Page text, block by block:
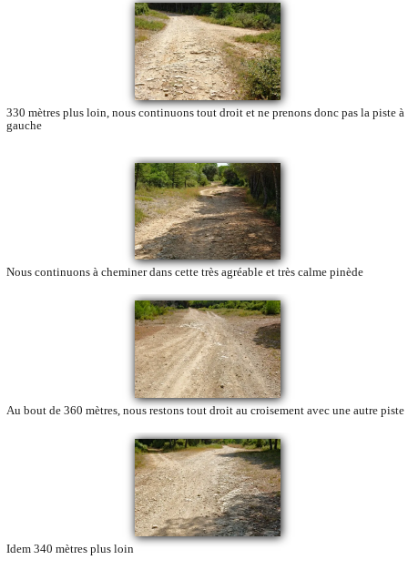
330 mètres plus loin, nous continuons tout droit et ne prenons donc pas la piste à
gauche
Nous continuons à cheminer dans cette très agréable et très calme pinède
Au bout de 360 mètres, nous restons tout droit au croisement avec une autre piste
Idem 340 mètres plus loin